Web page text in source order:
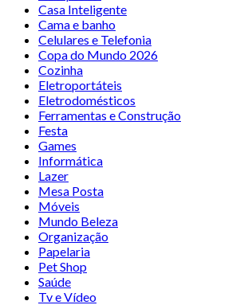
Casa Inteligente
Cama e banho
Celulares e Telefonia
Copa do Mundo 2026
Cozinha
Eletroportáteis
Eletrodomésticos
Ferramentas e Construção
Festa
Games
Informática
Lazer
Mesa Posta
Móveis
Mundo Beleza
Organização
Papelaria
Pet Shop
Saúde
Tv e Vídeo